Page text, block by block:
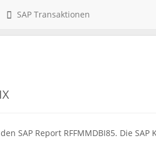
SAP Transaktionen
SAP Report RFFMMDBI85. Die